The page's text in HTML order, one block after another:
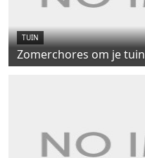
TUIN
Zomerchores om je